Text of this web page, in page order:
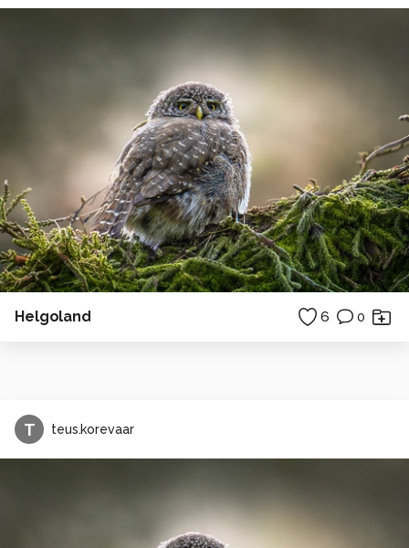
Helgoland 6 0
T teus.korevaar